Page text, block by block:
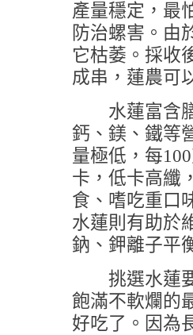
產量穩定，最
防治螺害。由
它枯萎。採收
成串，蓮農可
水蓮富含膳
鈣、鎂、鐵等
量極低，每
卡，低卡高纖
食、嗜吃重口
水蓮則有助於
鈉、鉀離子平
挑選水蓮要
飽滿不軟爛的
好吃了。因為